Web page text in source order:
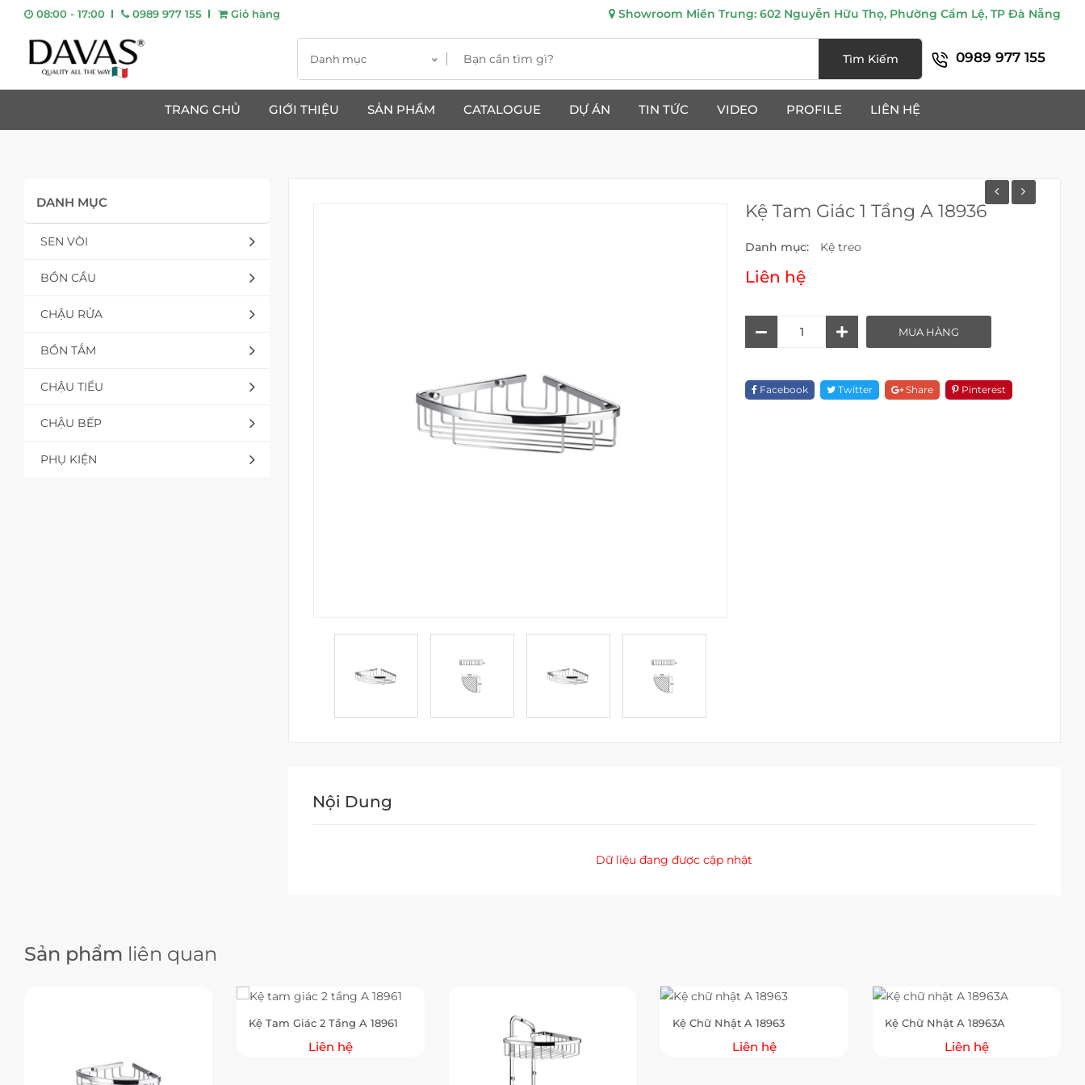
08:00 - 17:00 0989 977 155 Giỏ hàng Showroom Miền Trung: 602 Nguyễn Hữu Thọ, Phường Cẩm Lệ, TP Đà Nẵng
Danh mục Tìm Kiếm 0989 977 155
TRANG CHỦ GIỚI THIỆU SẢN PHẨM CATALOGUE DỰ ÁN TIN TỨC VIDEO PROFILE LIÊN HỆ
DANH MỤC
SEN VÒI
BỒN CẦU
CHẬU RỬA
BỒN TẮM
CHẬU TIỂU
CHẬU BẾP
PHỤ KIỆN
Kệ Tam Giác 1 Tầng A 18936
Danh mục: Kệ treo
Liên hệ
1
Tầng
MUA HÀNG
Facebook Twitter Share Pinterest
Nội Dung
Dữ liệu đang được cập nhật
Sản phẩm liên quan
Kệ Tam Giác 2 Tầng A 18961
Liên hệ
Kệ Chữ Nhật A 18963
Liên hệ
Kệ Chữ Nhật A 18963A
Liên hệ